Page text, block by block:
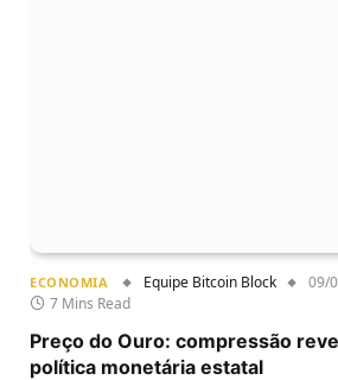
ECONOMIA Equipe Bitcoin Block
09/
7 Mins Read
Preço do Ouro: compressão
política monetária estatal